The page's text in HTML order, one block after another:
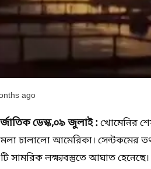
ago
ডেস্ক,০৯ জুলাই :খোমেনির
চালালো আমেরিকা। সেন্টকমের
সামরিক লক্ষ্যবস্তুতে আঘাত হেনেছে।